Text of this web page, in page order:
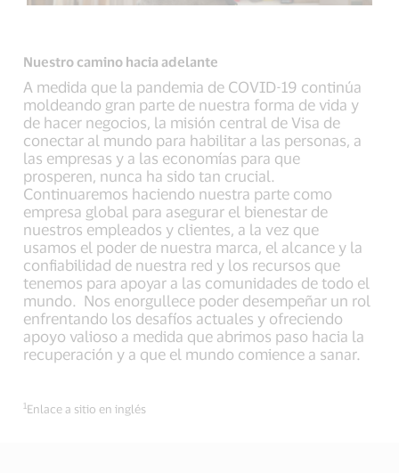
Nuestro camino hacia adelante
A medida que la pandemia de COVID-19 continúa
moldeando gran parte de nuestra forma de vida y
de hacer negocios, la misión central de Visa de
conectar al mundo para habilitar a las personas, a
las empresas y a las economías para que
prosperen, nunca ha sido tan crucial.
Continuaremos haciendo nuestra parte como
empresa global para asegurar el bienestar de
nuestros empleados y clientes, a la vez que
usamos el poder de nuestra marca, el alcance y la
confiabilidad de nuestra red y los recursos que
tenemos para apoyar a las comunidades de todo el
mundo. Nos enorgullece poder desempeñar un rol
enfrentando los desafíos actuales y ofreciendo
apoyo valioso a medida que abrimos paso hacia la
recuperación y a que el mundo comience a sanar.
1Enlace a sitio en inglés